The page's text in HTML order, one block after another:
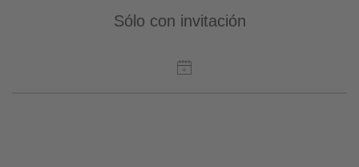
Sólo con invitación